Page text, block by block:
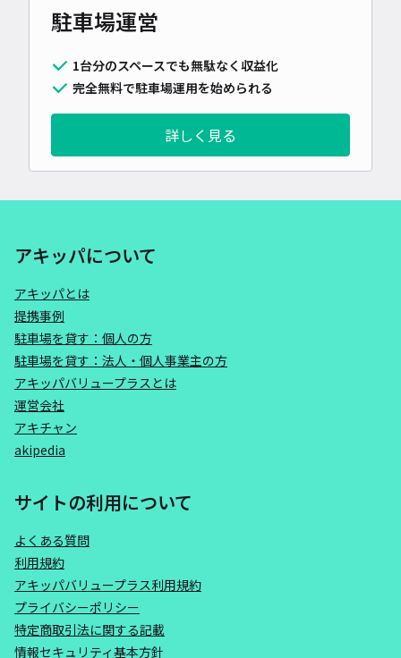
駐車場運営
1台分のスペースでも無駄なく収益化
完全無料で駐車場運用を始められる
詳しく見る
アキッパについて
アキッパとは
提携事例
駐車場を貸す：個人の方
駐車場を貸す：法人・個人事業主の方
アキッパバリュープラスとは
運営会社
アキチャン
akipedia
サイトの利用について
よくある質問
利用規約
アキッパバリュープラス利用規約
プライバシーポリシー
特定商取引法に関する記載
情報セキュリティ基本方針